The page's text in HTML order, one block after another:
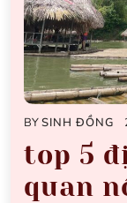
BYSINH ĐỒNG
top 5
quan